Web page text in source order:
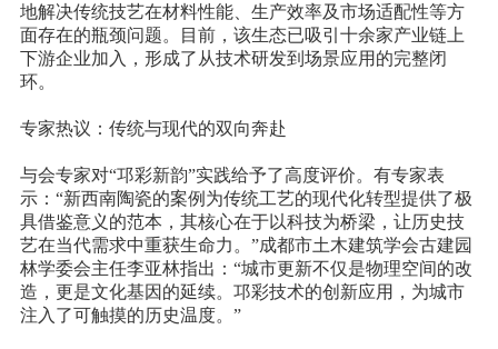
地解决传统技艺在材料性能、生产效率及市场适配性等方
面存在的瓶颈问题。目前，该生态已吸引十余家产业链上
下游企业加入，形成了从技术研发到场景应用的完整闭
环。
专家热议：传统与现代的双向奔赴
与会专家对“邛彩新韵”实践给予了高度评价。有专家表
示：“新西南陶瓷的案例为传统工艺的现代化转型提供了极
具借鉴意义的范本，其核心在于以科技为桥梁，让历史技
艺在当代需求中重获生命力。”成都市土木建筑学会古建园
林学委会主任李亚林指出：“城市更新不仅是物理空间的改
造，更是文化基因的延续。邛彩技术的创新应用，为城市
注入了可触摸的历史温度。”